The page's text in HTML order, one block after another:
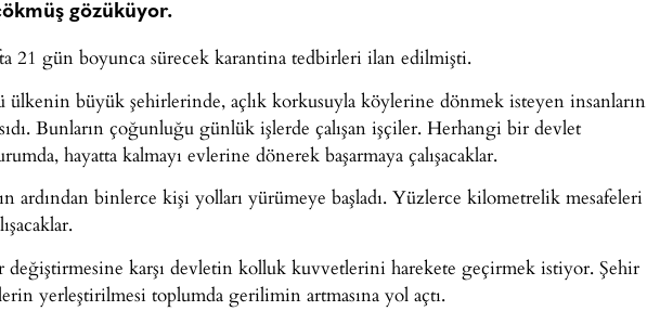
gözüküyor.
21 gün boyunca sürecek karantina tedbirleri ilan edilmişti.
büyük şehirlerinde, açlık korkusuyla köylerine dönmek isteyen insanların
Bunların çoğunluğu günlük işlerde çalışan işçiler. Herhangi bir devlet
hayatta kalmayı evlerine dönerek başarmaya çalışacaklar.
ardından binlerce kişi yolları yürümeye başladı. Yüzlerce kilometrelik mesafeleri
değiştirmesine karşı devletin kolluk kuvvetlerini harekete geçirmek istiyor. Şehir
yerleştirilmesi toplumda gerilimin artmasına yol açtı.